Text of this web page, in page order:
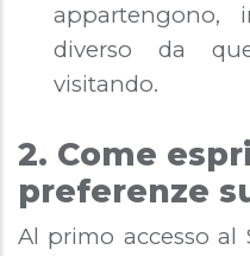
appartengono,
diverso da
visitando.
2. Come
preferenze
Al primo accesso